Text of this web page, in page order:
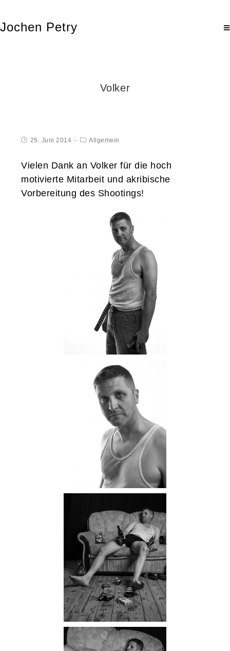
Jochen Petry
Volker
25. Juni 2014 Allgemein
Vielen Dank an Volker für die hoch
motivierte Mitarbeit und akribische
Vorbereitung des Shootings!